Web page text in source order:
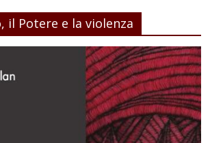
il Potere e la violenza